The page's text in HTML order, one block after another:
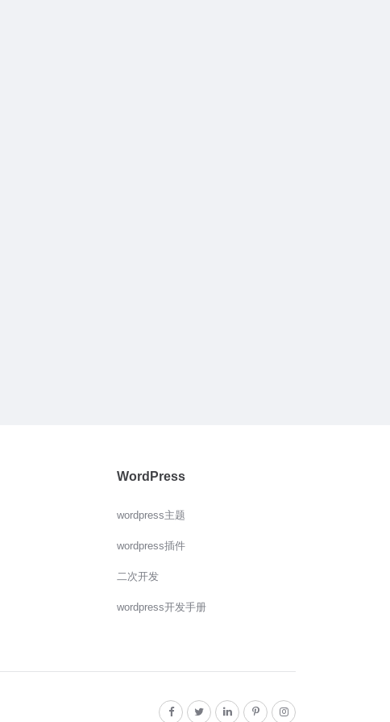
WordPress
wordpress主题
wordpress插件
二次开发
wordpress开发手册